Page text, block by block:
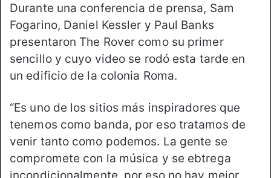
l
Durante una conferencia de prensa, Sam
Fogarino, Daniel Kessler y Paul Banks
presentaron The Rover como su primer
sencillo y cuyo video se rodó esta tarde en
un edificio de la colonia Roma.
“Es uno de los sitios más inspiradores que
tenemos como banda, por eso tratamos de
venir tanto como podemos. La gente se
compromete con la música y se ebtrega
incondicionalmente, por eso no hay mejor